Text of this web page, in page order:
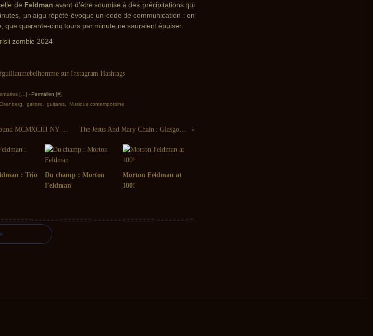
de Feldman avant d’être soumise à des précipitations qui
un aigu répété évoque un code de communication : on
que quarante-cinq tours par minute ne sauraient épuiser.
zombie 2024
[ ] - Permalien [#]
guitare guitares Musique contemporaine
Renaud Monfourny : Velvet Underground MCMXCIII NY Rehearsals The Jesus And Mary Chain : Glasgow Eyes
: Trio
Du champ : Morton
Feldman
Morton Feldman at
100!